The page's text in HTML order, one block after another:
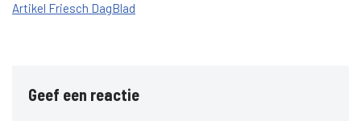
Artikel Friesch DagBlad
Geef een reactie